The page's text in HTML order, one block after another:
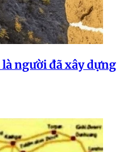
người đã xây dựng